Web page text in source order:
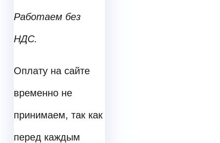
Работаем без
НДС.
Оплату на сайте
временно не
принимаем, так как
перед каждым